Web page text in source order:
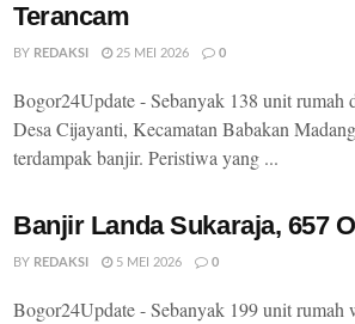
Terancam
BY REDAKSI 25 MEI 2026 0
Bogor24Update - Sebanyak 138 unit rumah
Desa Cijayanti, Kecamatan Babakan
terdampak banjir. Peristiwa yang ...
Banjir Landa Sukaraja, 657
BY REDAKSI 5 MEI 2026 0
Bogor24Update - Sebanyak 199 unit rumah